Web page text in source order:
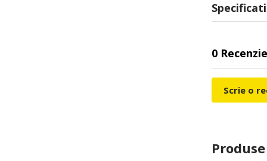
0
Scrie o